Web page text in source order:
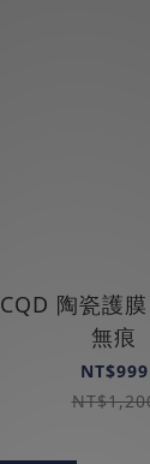
CQD 陶瓷護
無痕
NT$999